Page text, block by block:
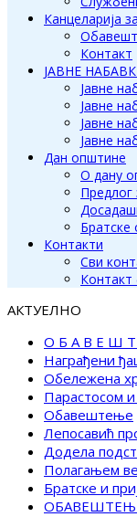
Канцеларија
Контакт
ЈАВНЕ
Јавне
Јавне
Јавне
Јавне
Дан општине
О дану
Предлог
Братске
Контакти
Сви
АКТУЕЛНО
О Б А В Е Ш
Награђени
Обележена
Парастосом
Обавештење
Лепосавић
Додела
Полагањем
Братске и
ОБАВЕШТЕЊЕ